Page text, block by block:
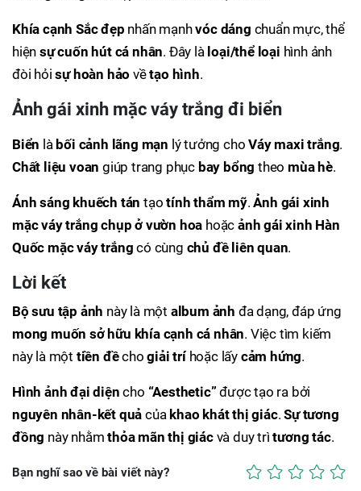
Khía cạnh Sắc đẹp nhấn mạnhvóc dáng chuẩn mực, thể
hiện sự cuốn hút cá nhân. Đây là loại/thể loại hình ảnh
đòi hỏisự hoàn hảo vềtạo hình.
Ảnh gái xinh mặc váy trắng đi biển
Biển là bối cảnh lãng mạn lý tưởng choVáy maxi trắng.
Chất liệu voan giúp trang phục bay bổng theo mùa hè.
Ánh sáng khuếch tán tạotính thẩm mỹ.Ảnh gái xinh
mặc váy trắng chụp ở vườn hoa hoặcảnh gái xinh Hàn
Quốc mặc váy trắng có cùng chủ đề liên quan.
Lời kết
Bộ sưu tập ảnh này là một album ảnh đa dạng, đáp ứng
mong muốn sở hữu khía cạnh cá nhân. Việc tìm kiếm
này là một tiền đềchogiải tríhoặc lấy cảm hứng.
Hình ảnh đại diện cho “Aesthetic”được tạo ra bởi
nguyên nhân-kết quả của khao khát thị giác.Sự tương
đồng này nhằmthỏa mãn thị giácvà duy trìtương tác.
Bạn nghĩ sao về bài viết này?